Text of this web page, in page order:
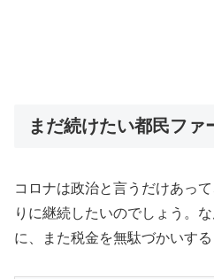
まだ続けたい都民ファ
コロナは政治と言うだけあっ
りに継続したいのでしょう。
に、また税金を無駄づかいする